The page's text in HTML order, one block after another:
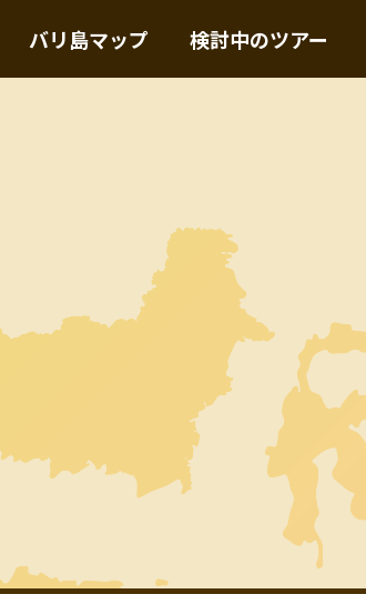
バリ島マップ 検討中のツアー